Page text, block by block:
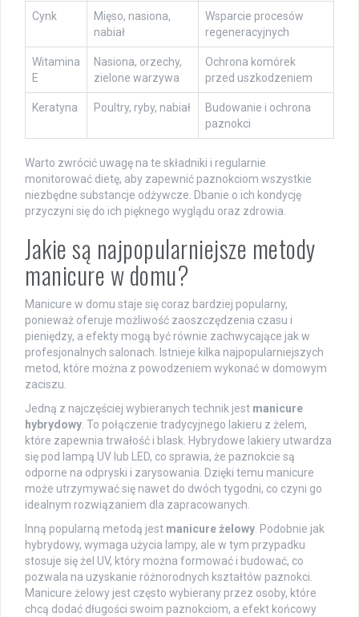
Cynk
Mięso, nasiona,
nabiał
Wsparcie procesów
regeneracyjnych
Witamina
E
Nasiona, orzechy,
zielone warzywa
Ochrona komórek
przed uszkodzeniem
Keratyna Poultry, ryby, nabiał
Budowanie i ochrona
paznokci
Warto zwrócić uwagę na te składniki i regularnie
monitorować dietę, aby zapewnić paznokciom wszystkie
niezbędne substancje odżywcze. Dbanie o ich kondycję
przyczyni się do ich pięknego wyglądu oraz zdrowia.
Jakie są najpopularniejsze metody
manicure w domu?
Manicure w domu staje się coraz bardziej popularny,
ponieważ oferuje możliwość zaoszczędzenia czasu i
pieniędzy, a efekty mogą być równie zachwycające jak w
profesjonalnych salonach. Istnieje kilka najpopularniejszych
metod, które można z powodzeniem wykonać w domowym
zaciszu.
Jedną z najczęściej wybieranych technik jest manicure
hybrydowy . To połączenie tradycyjnego lakieru z żelem,
które zapewnia trwałość i blask. Hybrydowe lakiery utwardza
się pod lampą UV lub LED, co sprawia, że paznokcie są
odporne na odpryski i zarysowania. Dzięki temu manicure
może utrzymywać się nawet do dwóch tygodni, co czyni go
idealnym rozwiązaniem dla zapracowanych.
Inną popularną metodą jest manicure żelowy . Podobnie jak
hybrydowy, wymaga użycia lampy, ale w tym przypadku
stosuje się żel UV, który można formować i budować, co
pozwala na uzyskanie różnorodnych kształtów paznokci.
Manicure żelowy jest często wybierany przez osoby, które
chcą dodać długości swoim paznokciom, a efekt końcowy